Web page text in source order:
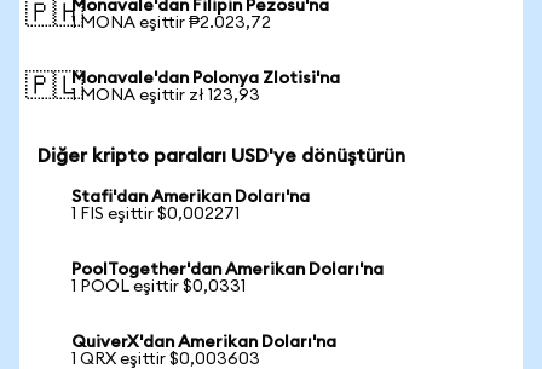
🇵🇭Monavale'dan Filipin Pezosu'na
1 MONA eşittir ₱2.023,72
🇵🇱Monavale'dan Polonya Zlotisi'na
1 MONA eşittir zł 123,93
Diğer kripto paraları USD'ye dönüştürün
Stafi'dan Amerikan Doları'na
1 FIS eşittir $0,002271
PoolTogether'dan Amerikan Doları'na
1 POOL eşittir $0,0331
QuiverX'dan Amerikan Doları'na
1 QRX eşittir $0,003603